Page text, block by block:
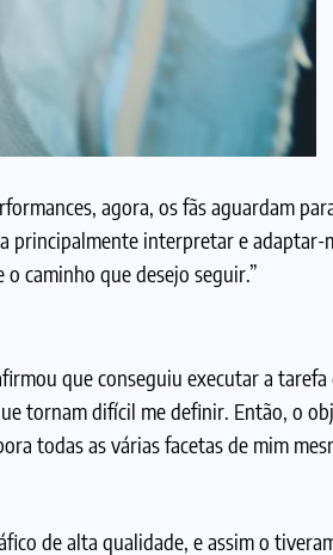
agora, os fãs aguardam
principalmente interpretar e
caminho que desejo seguir.”
que conseguiu executar a
tornam difícil me definir. Então, o
todas as várias facetas de mim
de alta qualidade, e assim o